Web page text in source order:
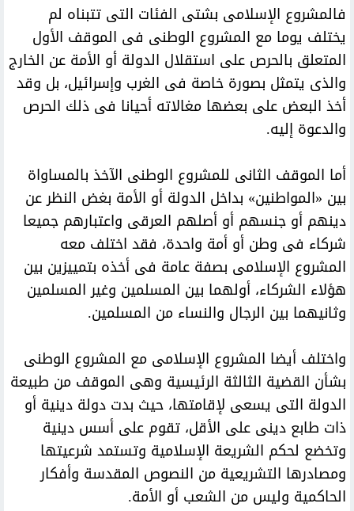
فالمشروع الإسلامى بشتى الفئات التى تتبناه لم
يختلف يوما مع المشروع الوطنى فى الموقف الأول
المتعلق بالحرص على استقلال الدولة أو الأمة عن الخارج
والذى يتمثل بصورة خاصة فى الغرب وإسرائيل، بل وقد
أخذ البعض على بعضها مغالاته أحيانا فى ذلك الحرص
والدعوة إليه.
أما الموقف الثانى للمشروع الوطنى الآخذ بالمساواة
بين «المواطنين» بداخل الدولة أو الأمة بغض النظر عن
دينهم أو جنسهم أو أصلهم العرقى واعتبارهم جميعا
شركاء فى وطن أو أمة واحدة، فقد اختلف معه
المشروع الإسلامى بصفة عامة فى أخذه بتمييزين بين
هؤلاء الشركاء، أولهما بين المسلمين وغير المسلمين
وثانيهما بين الرجال والنساء من المسلمين.
واختلف أيضا المشروع الإسلامى مع المشروع الوطنى
بشأن القضية الثالثة الرئيسية وهى الموقف من طبيعة
الدولة التى يسعى لإقامتها، حيث بدت دولة دينية أو
ذات طابع دينى على الأقل، تقوم على أسس دينية
وتخضع لحكم الشريعة الإسلامية وتستمد شرعيتها
ومصادرها التشريعية من النصوص المقدسة وأفكار
الحاكمية وليس من الشعب أو الأمة.